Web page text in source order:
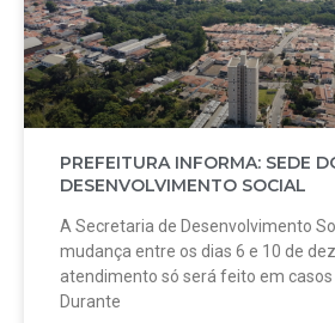
PREFEITURA INFORMA: SEDE
DESENVOLVIMENTO SOCIAL
A Secretaria de Desenvolvimento
mudança entre os dias 6 e 10 de
atendimento só será feito em
Durante